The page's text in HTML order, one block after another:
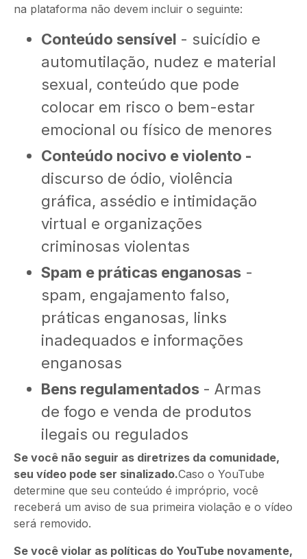
na plataforma não devem incluir o seguinte:
Conteúdo sensível - suicídio e
automutilação, nudez e material
sexual, conteúdo que pode
colocar em risco o bem-estar
emocional ou físico de menores
Conteúdo nocivo e violento -
discurso de ódio, violência
gráfica, assédio e intimidação
virtual e organizações
criminosas violentas
Spam e práticas enganosas -
spam, engajamento falso,
práticas enganosas, links
inadequados e informações
enganosas
Bens regulamentados - Armas
de fogo e venda de produtos
ilegais ou regulados
Se você não seguir as diretrizes da comunidade,
seu vídeo pode ser sinalizado.Caso o YouTube
determine que seu conteúdo é impróprio, você
receberá um aviso de sua primeira violação e o vídeo
será removido.
Se você violar as políticas do YouTube novamente,